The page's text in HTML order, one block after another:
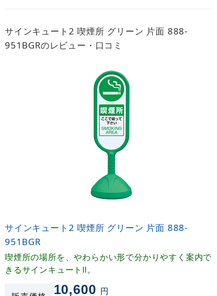
サインキュート2 喫煙所 グリーン 片面 888-
951BGRのレビュー・口コミ
サインキュート2 喫煙所 グリーン 片面 888-
951BGR
喫煙所の場所を、やわらかい形で分かりやすく案内で
きるサインキュートⅡ。
10,600 円